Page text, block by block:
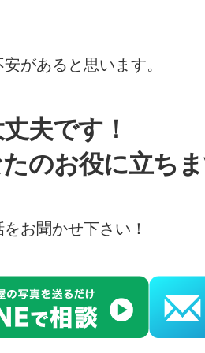
があると思います。
夫です！
のお役に立ち
お聞かせ下さい！